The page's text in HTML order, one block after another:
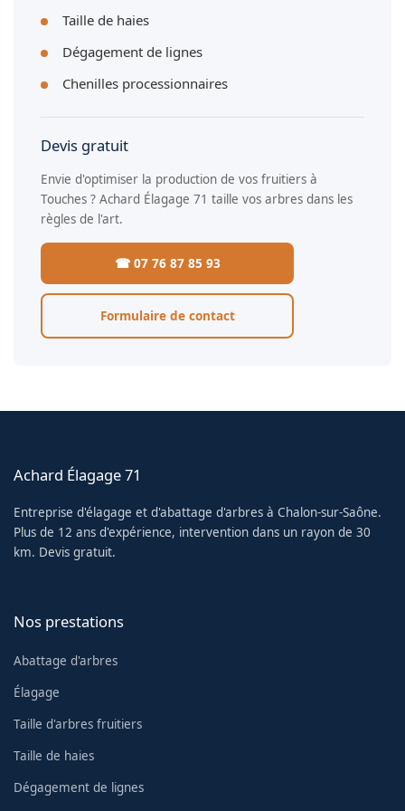
Taille de haies
Dégagement de lignes
Chenilles processionnaires
Devis gratuit
Envie d'optimiser la production de vos fruitiers à
Touches ? Achard Élagage 71 taille vos arbres dans les
règles de l'art.
☎ 07 76 87 85 93
Formulaire de contact
Achard Élagage 71
Entreprise d'élagage et d'abattage d'arbres à Chalon-sur-Saône.
Plus de 12 ans d'expérience, intervention dans un rayon de 30
km. Devis gratuit.
Nos prestations
Abattage d'arbres
Élagage
Taille d'arbres fruitiers
Taille de haies
Dégagement de lignes